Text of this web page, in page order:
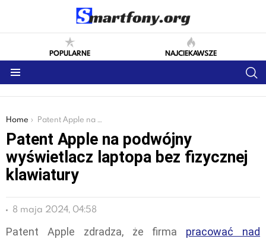
POPULARNE NAJCIEKAWSZE
You are here:
Home Patent Apple na podwójny wyświetlacz laptopa bez fizycznej klawiatury
Patent Apple na podwójny
wyświetlacz laptopa bez fizycznej
klawiatury
8 maja 2024, 04:58
Patent Apple zdradza, że firma pracować nad